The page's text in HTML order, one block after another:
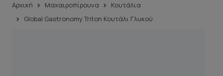
Αρχική Μαχαιροπίρουνα
Κουτάλια
Global Gastronomy Triton Κουτάλι Γλυκού